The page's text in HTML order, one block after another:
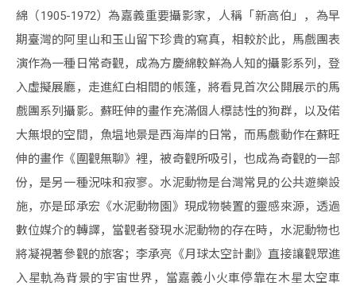
綿（1905-1972）為嘉義重要攝影家，人稱「新高伯」，為早
期臺灣的阿里山和玉山留下珍貴的寫真，相較於此，馬戲團表
演作為一種日常奇觀，成為方慶綿較鮮為人知的攝影系列，登
入虛擬展廳，走進紅白相間的帳篷，將看見首次公開展示的馬
戲團系列攝影。蘇旺伸的畫作充滿個人標誌性的狗群，以及偌
大無垠的空間，魚塭地景是西海岸的日常，而馬戲動作在蘇旺
伸的畫作《圍觀無聊》裡，被奇觀所吸引，也成為奇觀的一部
份，是另一種況味和寂寥。水泥動物是台灣常見的公共遊樂設
施，亦是邱承宏《水泥動物園》現成物裝置的靈感來源，透過
數位媒介的轉譯，當觀者發現水泥動物的存在時，水泥動物也
將凝視著參觀的旅客；李承亮《月球太空計劃》直接讓觀眾進
入星軌為背景的宇宙世界，當嘉義小火車停靠在木星太空車